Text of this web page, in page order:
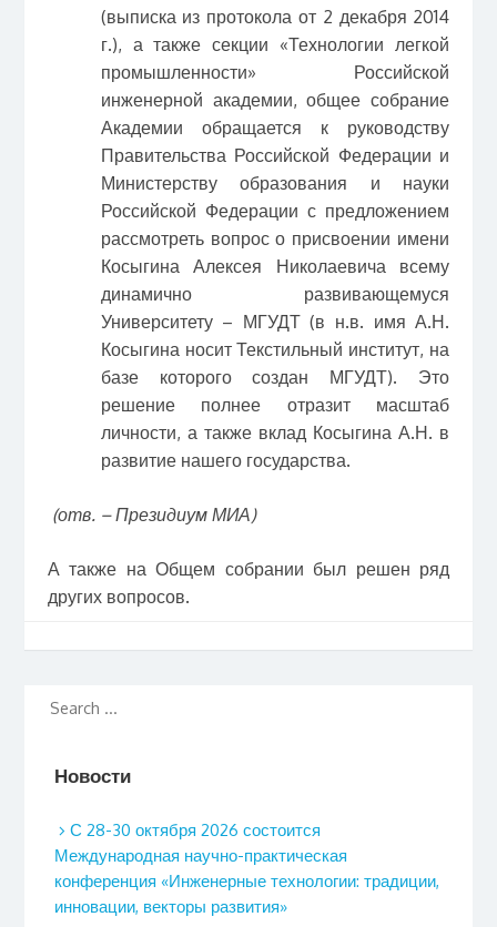
(выписка из протокола от 2 декабря 2014
г.), а также секции «Технологии легкой
промышленности» Российской
инженерной академии, общее собрание
Академии обращается к руководству
Правительства Российской Федерации и
Министерству образования и науки
Российской Федерации с предложением
рассмотреть вопрос о присвоении имени
Косыгина Алексея Николаевича всему
динамично развивающемуся
Университету – МГУДТ (в н.в. имя А.Н.
Косыгина носит Текстильный институт, на
базе которого создан МГУДТ). Это
решение полнее отразит масштаб
личности, а также вклад Косыгина А.Н. в
развитие нашего государства.
(отв. – Президиум МИА)
А также на Общем собрании был решен ряд
других вопросов.
Новости
С 28-30 октября 2026 состоится
Международная научно-практическая
конференция «Инженерные технологии: традиции,
инновации, векторы развития»